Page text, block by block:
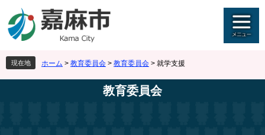
ジ
先
頭
で
ュ
を
飛
ば
現在地 ホーム > 教育委員会 > 教育委員会 > 就学支援
教育委員会